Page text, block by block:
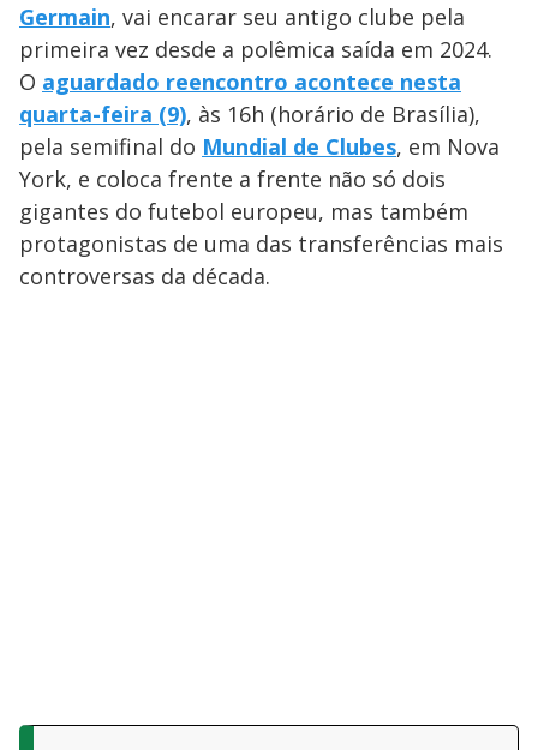
Germain, vai encarar seu antigo clube pela
primeira vez desde a polêmica saída em 2024.
O aguardado reencontro acontece nesta
quarta-feira (9), às 16h (horário de Brasília),
pela semifinal do Mundial de Clubes, em Nova
York, e coloca frente a frente não só dois
gigantes do futebol europeu, mas também
protagonistas de uma das transferências mais
controversas da década.